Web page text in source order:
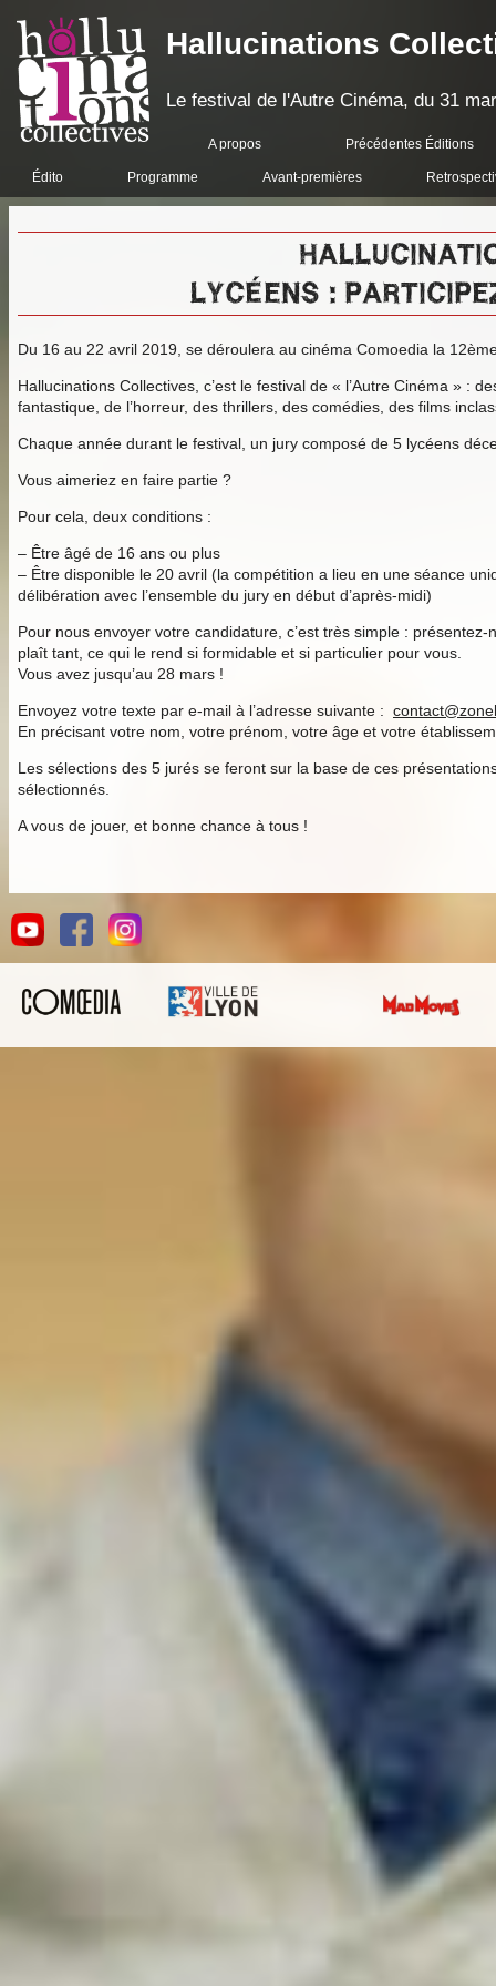
Hallucinations
Le festival de l'Autre Cinéma, du 31
A propos Précédentes Éditions
Édito Programme Avant-premières
LYCÉENS :
Du 16 au 22 avril 2019, se déroulera au cinéma Comoedia la
Hallucinations Collectives, c’est le festival de « l’Autre Cinéma »
fantastique, de l’horreur, des thrillers, des comédies, des films
Chaque année durant le festival, un jury composé de 5 lycéens
Vous aimeriez en faire partie ?
Pour cela, deux conditions :
– Être âgé de 16 ans ou plus
– Être disponible le 20 avril (la compétition a lieu en une séance
délibération avec l’ensemble du jury en début d’après-midi)
Pour nous envoyer votre candidature, c’est très simple :
plaît tant, ce qui le rend si formidable et si particulier pour vous.
Vous avez jusqu’au 28 mars !
Envoyez votre texte par e-mail à l’adresse suivante :
En précisant votre nom, votre prénom, votre âge et votre
Les sélections des 5 jurés se feront sur la base de ces
sélectionnés.
A vous de jouer, et bonne chance à tous !